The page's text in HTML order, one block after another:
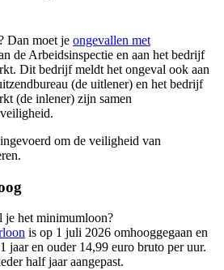
Dan moet je ongevallen met
de Arbeidsinspectie en aan het bedrijf
Dit bedrijf meldt het ongeval ook aan
(de uitlener) en het bedrijf
(de inlener) zijn samen
om de veiligheid van
je het minimumloon?
is op 1 juli 2026 omhooggegaan en
jaar en ouder 14,99 euro bruto per uur.
half jaar aangepast.